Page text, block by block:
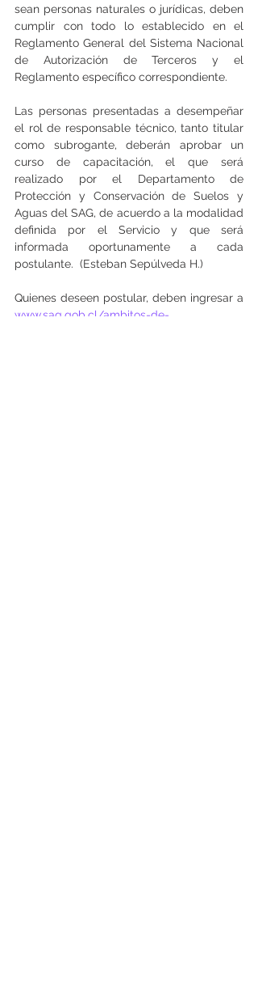
sean personas naturales o jurídicas, deben
cumplir con todo lo establecido en el
Reglamento General del Sistema Nacional
de Autorización de Terceros y el
Reglamento específico correspondiente.
Las personas presentadas a desempeñar
el rol de responsable técnico, tanto titular
como subrogante, deberán aprobar un
curso de capacitación, el que será
realizado por el Departamento de
Protección y Conservación de Suelos y
Aguas del SAG, de acuerdo a la modalidad
definida por el Servicio y que será
informada oportunamente a cada
postulante.  (Esteban Sepúlveda H.)
www.sag.gob.cl/ambitos-de-